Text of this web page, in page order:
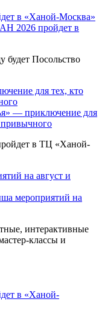
2026 пройдет в
будет Посольство
— приключение для
привычного
в ТЦ «Ханой-
мероприятий на
интерактивные
классы и